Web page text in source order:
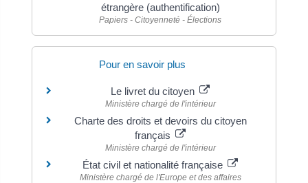
étrangère (authentification)
Papiers - Citoyenneté - Élections
Pour en savoir plus
Le livret du citoyen
Ministère chargé de l'intérieur
Charte des droits et devoirs du citoyen
français
Ministère chargé de l'intérieur
État civil et nationalité française
Ministère chargé de l'Europe et des affaires